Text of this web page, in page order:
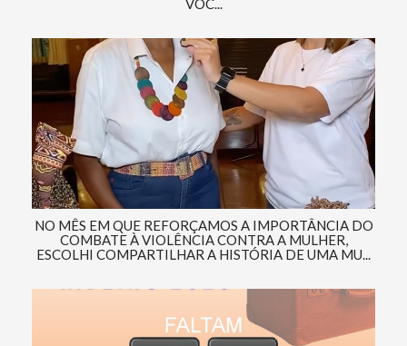
VOC...
NO MÊS EM QUE REFORÇAMOS A IMPORTÂNCIA DO
COMBATE À VIOLÊNCIA CONTRA A MULHER,
ESCOLHI COMPARTILHAR A HISTÓRIA DE UMA MU...